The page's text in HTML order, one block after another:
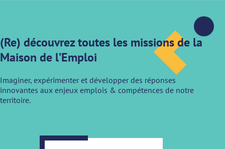
(Re) découvrez toutes les missions de la
Maison de l’Emploi
Imaginer, expérimenter et développer des réponses
innovantes aux enjeux emplois & compétences de notre
territoire.